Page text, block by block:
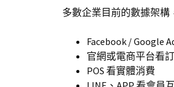
多數企業目前的數據架構
Facebook / Google
官網或電商平台看
POS 看實體消費